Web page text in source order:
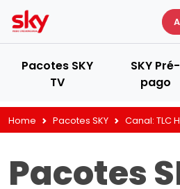
Pacotes SKY
TV
SKY Pré-
pago
Home Pacotes SKY Canal: TLC
Pacotes